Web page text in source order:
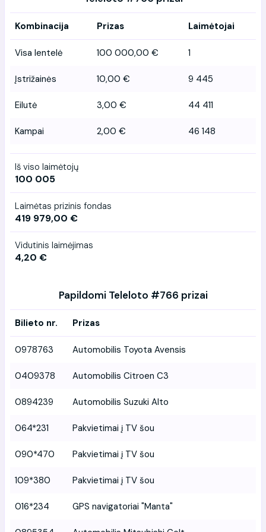
Kombinacija Prizas Laimėtojai
Visa lentelė 100 000,00 € 1
Įstrižainės 10,00 € 9 445
Eilutė 3,00 € 44 411
Kampai 2,00 € 46 148
Iš viso laimėtojų
100 005
Laimėtas prizinis fondas
419 979,00 €
Vidutinis laimėjimas
4,20 €
Papildomi Teleloto #766 prizai
Bilieto nr. Prizas
0978763 Automobilis Toyota Avensis
0409378 Automobilis Citroen C3
0894239 Automobilis Suzuki Alto
064*231 Pakvietimai į TV šou
090*470 Pakvietimai į TV šou
109*380 Pakvietimai į TV šou
016*234 GPS navigatoriai "Manta"